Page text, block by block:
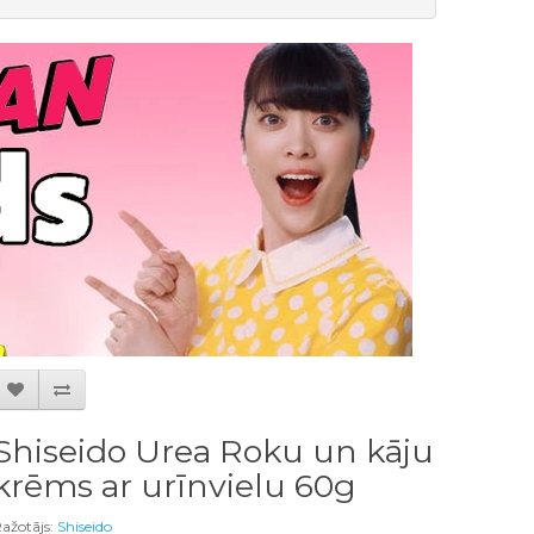
Urea Roku un kāju
ar urīnvielu 60g
Shiseido